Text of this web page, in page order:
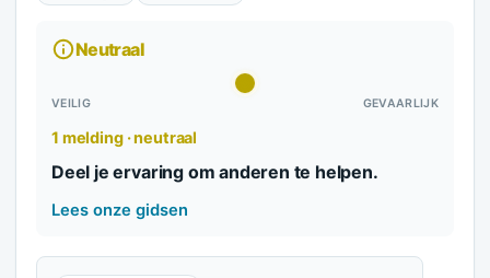
Neutraal
VEILIG GEVAARLIJK
1 melding · neutraal
Deel je ervaring om anderen te helpen.
Lees onze gidsen